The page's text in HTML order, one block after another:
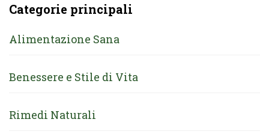
Categorie principali
Alimentazione Sana
Benessere e Stile di Vita
Rimedi Naturali